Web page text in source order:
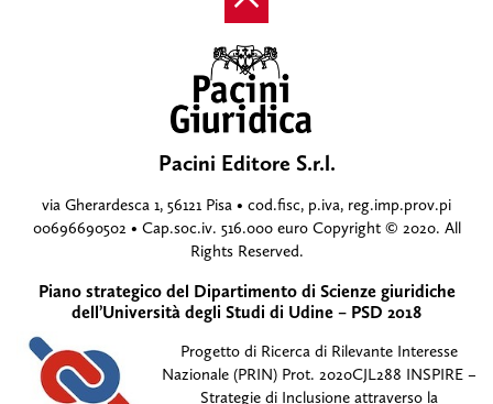
Pacini Editore S.r.l.
via Gherardesca 1, 56121 Pisa • cod.fisc, p.iva, reg.imp.prov.pi
00696690502 • Cap.soc.iv. 516.000 euro Copyright © 2020. All
Rights Reserved.
Piano strategico del Dipartimento di Scienze giuridiche
dell’Università degli Studi di Udine – PSD 2018
Progetto di Ricerca di Rilevante Interesse
Nazionale (PRIN) Prot. 2020CJL288 INSPIRE –
Strategie di Inclusione attraverso la